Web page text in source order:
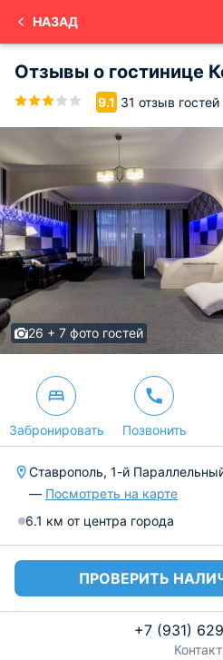
НАЗАД
Отзывы о гостинице
9.1 31 отзыв гостей
26 + 7 фото гостей
Забронировать Позвонить
Ставрополь, 1-й
— Посмотреть на карте
6.1 км от центра города
ПРОВЕРИТЬ
+7 (931)